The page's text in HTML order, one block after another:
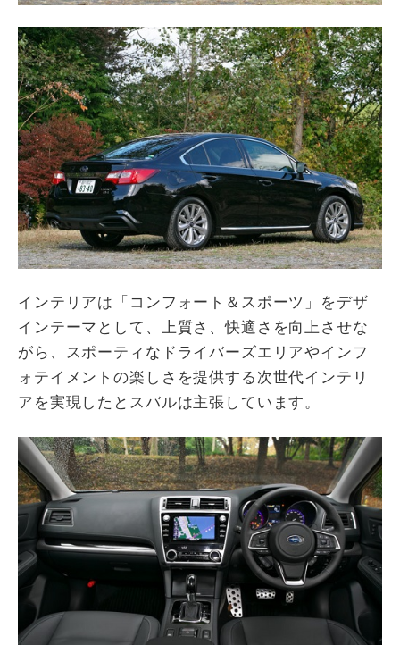
インテリアは「コンフォート＆スポーツ」をデザ
インテーマとして、上質さ、快適さを向上させな
がら、スポーティなドライバーズエリアやインフ
ォテイメントの楽しさを提供する次世代インテリ
アを実現したとスバルは主張しています。